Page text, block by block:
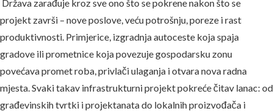
Država zarađuje kroz sve ono što se pokrene nakon što se
projekt završi – nove poslove, veću potrošnju, poreze i rast
produktivnosti. Primjerice, izgradnja autoceste koja spaja
gradove ili prometnice koja povezuje gospodarsku zonu
povećava promet roba, privlači ulaganja i otvara nova radna
mjesta. Svaki takav infrastrukturni projekt pokreće čitav lanac: od
građevinskih tvrtki i projektanata do lokalnih proizvođača i